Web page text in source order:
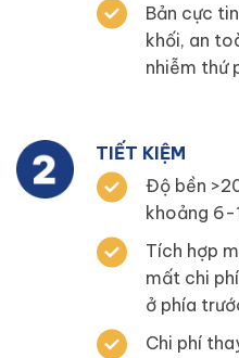
Bản cực
khối, an
nhiễm thứ
TIẾT KIỆM
Độ bền
khoảng 6-
Tích hợp
mất chi
ở phía
Chi phí